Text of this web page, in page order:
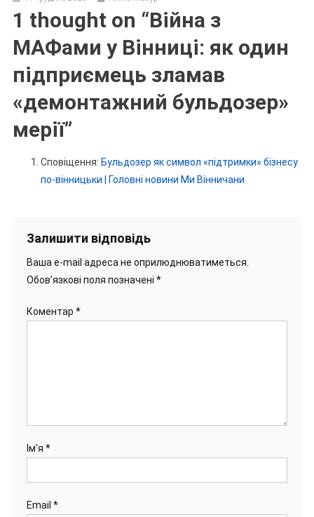
1 thought on “Війна з
МАФами у Вінниці: як один
підприємець зламав
«демонтажний бульдозер»
мерії”
Сповіщення: Бульдозер як символ «підтримки» бізнесу
по-вінницьки | Головні новини Ми Вінничани
Залишити відповідь
Ваша e-mail адреса не оприлюднюватиметься.
Обов’язкові поля позначені *
Коментар *
Ім'я *
Email *